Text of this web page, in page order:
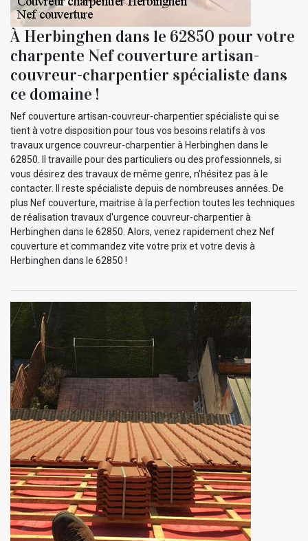
À Herbinghen dans le 62850 pour votre
charpente Nef couverture artisan-
couvreur-charpentier spécialiste dans
ce domaine !
Nef couverture artisan-couvreur-charpentier spécialiste qui se
tient à votre disposition pour tous vos besoins relatifs à vos
travaux urgence couvreur-charpentier à Herbinghen dans le
62850. Il travaille pour des particuliers ou des professionnels, si
vous désirez des travaux de même genre, n’hésitez pas à le
contacter. Il reste spécialiste depuis de nombreuses années. De
plus Nef couverture, maitrise à la perfection toutes les techniques
de réalisation travaux d'urgence couvreur-charpentier à
Herbinghen dans le 62850. Alors, venez rapidement chez Nef
couverture et commandez vite votre prix et votre devis à
Herbinghen dans le 62850 !